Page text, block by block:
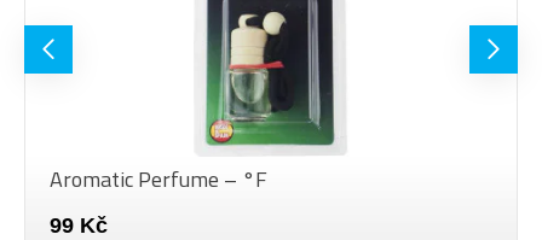
Aromatic Perfume – °F
99 Kč